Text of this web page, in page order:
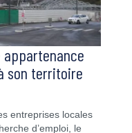
appartenance
son territoire
entreprises locales
d’emploi, le